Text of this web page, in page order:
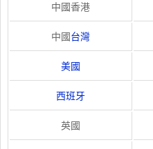
中國香港
中國台灣
美國
西班牙
英國